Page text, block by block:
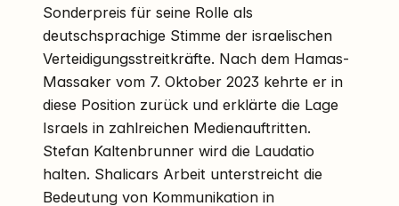
Sonderpreis für seine Rolle als
deutschsprachige Stimme der israelischen
Verteidigungsstreitkräfte. Nach dem Hamas-
Massaker vom 7. Oktober 2023 kehrte er in
diese Position zurück und erklärte die Lage
Israels in zahlreichen Medienauftritten.
Stefan Kaltenbrunner wird die Laudatio
halten. Shalicars Arbeit unterstreicht die
Bedeutung von Kommunikation in